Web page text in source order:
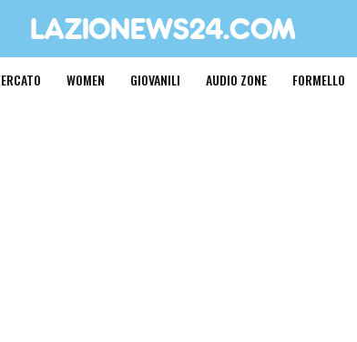
WOMEN GIOVANILI AUDIO ZONE FORMELLO